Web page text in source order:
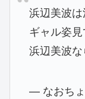
浜辺美波は
ギャル姿
浜辺美波な
— なおち